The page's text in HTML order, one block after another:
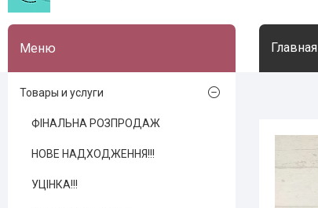
Главная
Товары и услуги
ФІНАЛЬНА РОЗПРОДАЖ
НОВЕ НАДХОДЖЕННЯ!!!
УЦІНКА!!!